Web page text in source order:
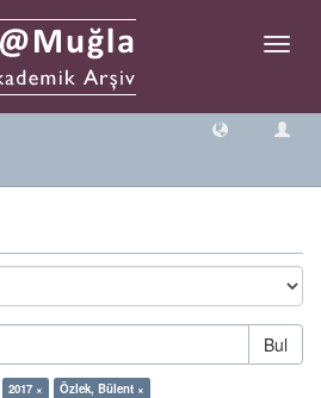
Geçiş
Bul
2017 × Özlek, Bülent ×